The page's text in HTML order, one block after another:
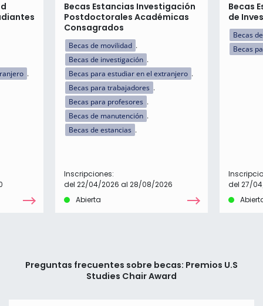
Becas Estancias Investigación
Postdoctorales Académicas
Consagrados
Becas de movilidad
Becas de investigación
Becas para estudiar en el extranjero
Becas para trabajadores
Becas para profesores
Becas de manutención
Becas de estancias
Inscripciones:
del 22/04/2026 al 28/08/2026
Abierta
Becas
de
Becas
Becas
del 27/
Preguntas frecuentes sobre becas: Premios U.S
Studies Chair Award